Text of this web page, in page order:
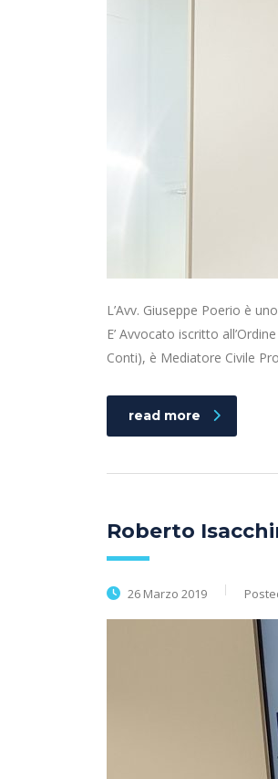
L’Avv. Giuseppe Poerio è
E’ Avvocato iscritto
Conti), è Mediatore Civile
read more
Roberto
26 Marzo 2019